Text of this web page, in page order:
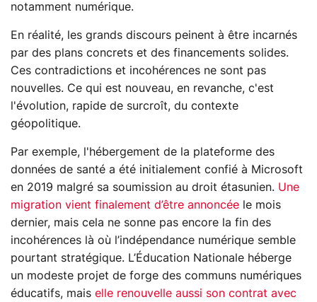
notamment numérique.
En réalité, les grands discours peinent à être incarnés
par des plans concrets et des financements solides.
Ces contradictions et incohérences ne sont pas
nouvelles. Ce qui est nouveau, en revanche, c'est
l'évolution, rapide de surcroît, du contexte
géopolitique.
Par exemple, l'hébergement de la plateforme des
données de santé a été initialement confié à Microsoft
en 2019 malgré sa soumission au droit étasunien. Une
migration vient finalement d’être annoncée le mois
dernier, mais cela ne sonne pas encore la fin des
incohérences là où l’indépendance numérique semble
pourtant stratégique. L’Éducation Nationale héberge
un modeste projet de forge des communs numériques
éducatifs, mais elle renouvelle aussi son contrat avec